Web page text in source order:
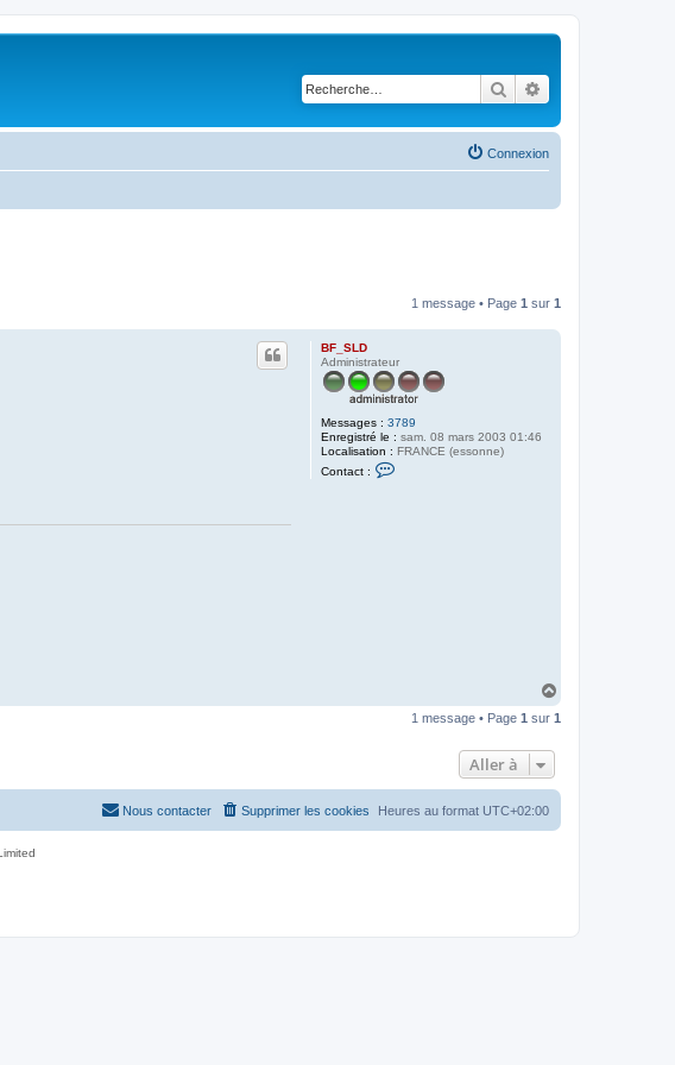
Rechercher
Connexion
1 message • Page 1 sur 1
BF_SLD
Administrateur
Messages : 3789
Enregistré le : sam. 08 mars 2003 01:46
Localisation : FRANCE (essonne)
Contact :
u
1 message • Page 1 sur 1
Aller à
Heures au format UTC+02:00
Supprimer les cookies
Nous contacter